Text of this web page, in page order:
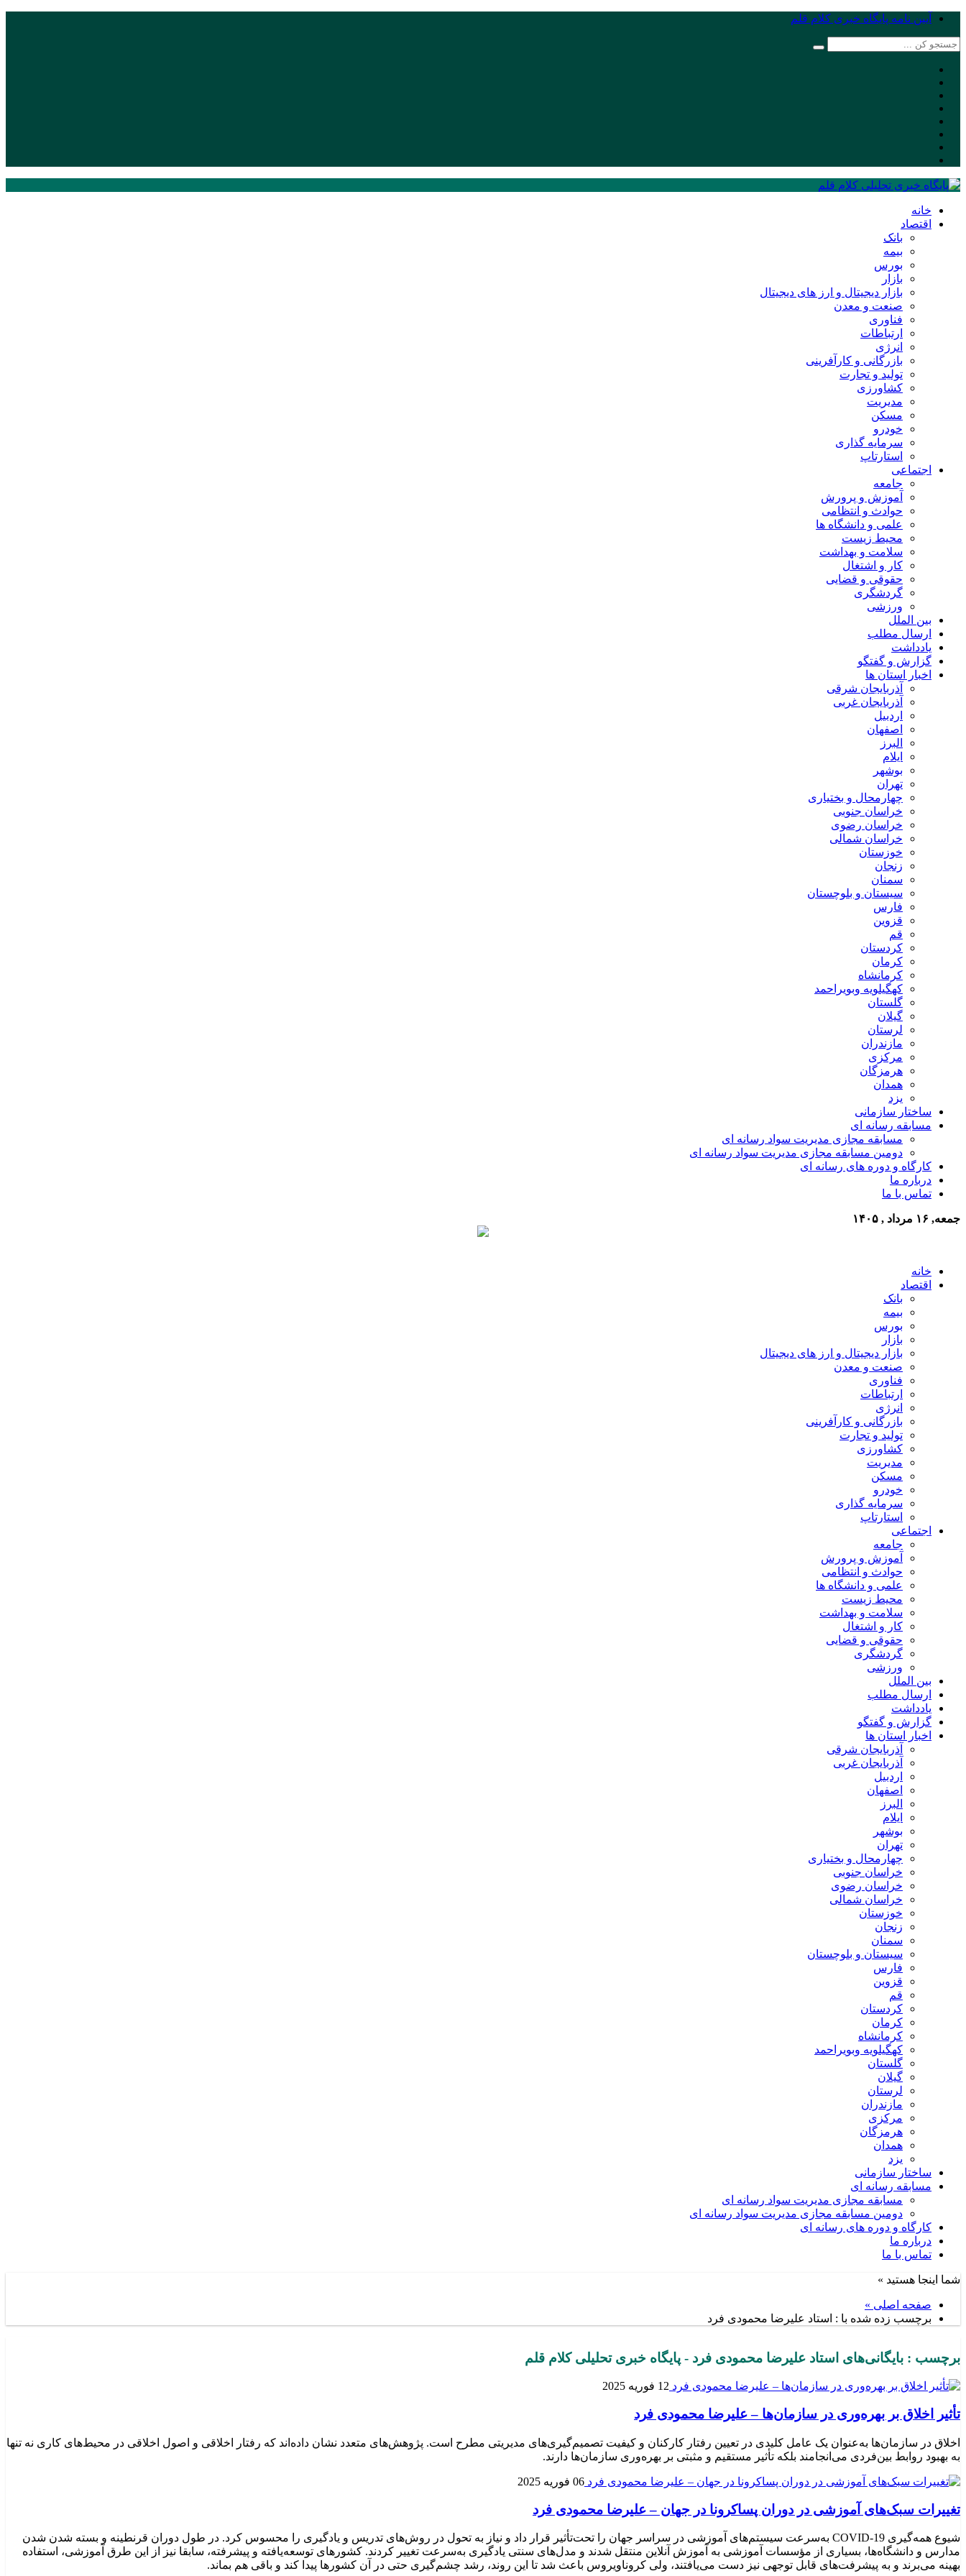
آیین نامه پایگاه خبری کلام قلم
خانه
اقتصاد
بانک
بیمه
بورس
بازار
بازار دیجیتال و ارز های دیجیتال
صنعت و معدن
فناوری
ارتباطات
انرژی
بازرگانی و کارآفرینی
تولید و تجارت
کشاورزی
مدیریت
مسکن
خودرو
سرمایه گذاری
استارتاپ
اجتماعی
جامعه
آموزش و پرورش
حوادث و انتظامی
علمی و دانشگاه ها
محیط زیست
سلامت و بهداشت
کار و اشتغال
حقوقی و قضایی
گردشگری
ورزشی
بین الملل
ارسال مطلب
یادداشت
گزارش و گفتگو
اخبار استان ها
آذربایجان شرقی
آذربایجان غربی
اردبیل
اصفهان
البرز
ایلام
بوشهر
تهران
چهارمحال و بختیاری
خراسان جنوبی
خراسان رضوی
خراسان شمالی
خوزستان
زنجان
سمنان
سیستان و بلوچستان
فارس
قزوین
قم
کردستان
کرمان
کرمانشاه
کهگیلویه وبویراحمد
گلستان
گیلان
لرستان
مازندران
مرکزی
هرمزگان
همدان
یزد
ساختار سازمانی
مسابقه رسانه ای
مسابقه مجازی مدیریت سواد رسانه ای
دومین مسابقه مجازی مدیریت سواد رسانه ای
کارگاه و دوره های رسانه ای
درباره ما
تماس با ما
جمعه, ۱۶ مرداد , ۱۴۰۵
خانه
اقتصاد
بانک
بیمه
بورس
بازار
بازار دیجیتال و ارز های دیجیتال
صنعت و معدن
فناوری
ارتباطات
انرژی
بازرگانی و کارآفرینی
تولید و تجارت
کشاورزی
مدیریت
مسکن
خودرو
سرمایه گذاری
استارتاپ
اجتماعی
جامعه
آموزش و پرورش
حوادث و انتظامی
علمی و دانشگاه ها
محیط زیست
سلامت و بهداشت
کار و اشتغال
حقوقی و قضایی
گردشگری
ورزشی
بین الملل
ارسال مطلب
یادداشت
گزارش و گفتگو
اخبار استان ها
آذربایجان شرقی
آذربایجان غربی
اردبیل
اصفهان
البرز
ایلام
بوشهر
تهران
چهارمحال و بختیاری
خراسان جنوبی
خراسان رضوی
خراسان شمالی
خوزستان
زنجان
سمنان
سیستان و بلوچستان
فارس
قزوین
قم
کردستان
کرمان
کرمانشاه
کهگیلویه وبویراحمد
گلستان
گیلان
لرستان
مازندران
مرکزی
هرمزگان
همدان
یزد
ساختار سازمانی
مسابقه رسانه ای
مسابقه مجازی مدیریت سواد رسانه ای
دومین مسابقه مجازی مدیریت سواد رسانه ای
کارگاه و دوره های رسانه ای
درباره ما
تماس با ما
شما اینجا هستید »
صفحه اصلی »
برچسب زده شده با : استاد علیرضا محمودی فرد
برچسب : بایگانی‌های استاد علیرضا محمودی فرد - پایگاه خبری تحلیلی کلام قلم
12 فوریه 2025
تأثیر اخلاق بر بهره‌وری در سازمان‌ها – علیرضا محمودی فرد
اخلاق در سازمان‌ها به‌عنوان یک عامل کلیدی در تعیین رفتار کارکنان و کیفیت تصمیم‌گیری‌های مدیریتی مطرح است. پژوهش‌های متعدد نشان داده‌اند که رفتار اخلاقی و اصول اخلاقی در محیط‌های کاری نه تنها
به بهبود روابط بین‌فردی می‌انجامند بلکه تأثیر مستقیم و مثبتی بر بهره‌وری سازمان‌ها دارند.
06 فوریه 2025
تغییرات سبک‌های آموزشی در دوران پساکرونا در جهان – علیرضا محمودی فرد
شیوع همه‌گیری COVID-19 به‌سرعت سیستم‌های آموزشی در سراسر جهان را تحت‌تأثیر قرار داد و نیاز به تحول در روش‌های تدریس و یادگیری را محسوس کرد. در طول دوران قرنطینه و بسته شدن شدن
مدارس و دانشگاه‌ها، بسیاری از مؤسسات آموزشی به آموزش آنلاین منتقل شدند و مدل‌های سنتی یادگیری به‌سرعت تغییر کردند. کشورهای توسعه‌یافته و پیشرفته، سابقا نیز از این طرق آموزشی، استفاده
بهینه می‌برند و به پیشرفت‌های قابل توجهی نیز دست می‌یافتند، ولی کروناویروس باعث شد تا این روند، رشد چشم‌گیری حتی در آن کشورها پیدا کند و باقی هم بماند.